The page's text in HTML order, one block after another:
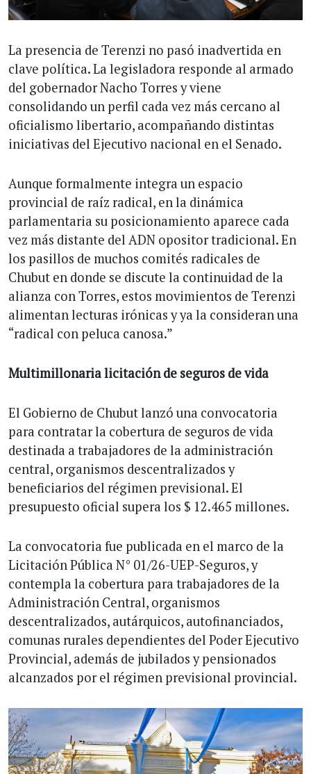
La presencia de Terenzi no pasó inadvertida en
clave política. La legisladora responde al armado
del gobernador Nacho Torres y viene
consolidando un perfil cada vez más cercano al
oficialismo libertario, acompañando distintas
iniciativas del Ejecutivo nacional en el Senado.
Aunque formalmente integra un espacio
provincial de raíz radical, en la dinámica
parlamentaria su posicionamiento aparece cada
vez más distante del ADN opositor tradicional. En
los pasillos de muchos comités radicales de
Chubut en donde se discute la continuidad de la
alianza con Torres, estos movimientos de Terenzi
alimentan lecturas irónicas y ya la consideran una
“radical con peluca canosa.”
Multimillonaria licitación de seguros de vida
El Gobierno de Chubut lanzó una convocatoria
para contratar la cobertura de seguros de vida
destinada a trabajadores de la administración
central, organismos descentralizados y
beneficiarios del régimen previsional. El
presupuesto oficial supera los $ 12.465 millones.
La convocatoria fue publicada en el marco de la
Licitación Pública N° 01/26-UEP-Seguros, y
contempla la cobertura para trabajadores de la
Administración Central, organismos
descentralizados, autárquicos, autofinanciados,
comunas rurales dependientes del Poder Ejecutivo
Provincial, además de jubilados y pensionados
alcanzados por el régimen previsional provincial.